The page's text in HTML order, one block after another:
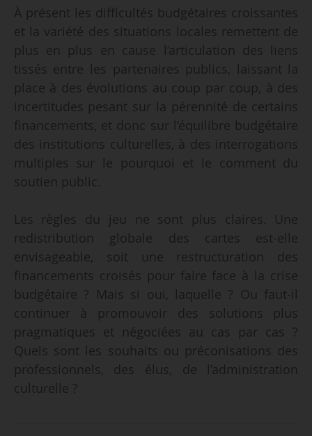
À présent les difficultés budgétaires croissantes
et la variété des situations locales remettent de
plus en plus en cause l’articulation des liens
tissés entre les partenaires publics, laissant la
place à des évolutions au coup par coup, à des
incertitudes pesant sur la pérennité de certains
financements, et donc sur l’équilibre budgétaire
des institutions culturelles, à des interrogations
multiples sur le pourquoi et le comment du
soutien public.
Les règles du jeu ne sont plus claires. Une
redistribution globale des cartes est-elle
envisageable, soit une restructuration des
financements croisés pour faire face à la crise
budgétaire ? Mais si oui, laquelle ? Ou faut-il
continuer à promouvoir des solutions plus
pragmatiques et négociées au cas par cas ?
Quels sont les souhaits ou préconisations des
professionnels, des élus, de l’administration
culturelle ?